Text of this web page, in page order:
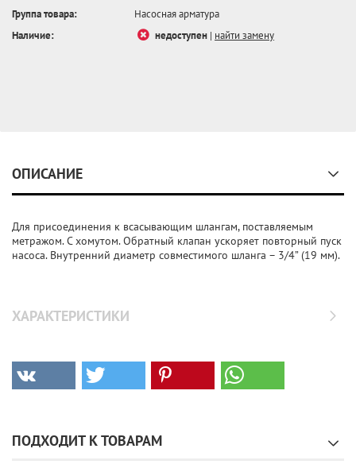
Группа товара:
Насосная арматура
Наличие:
недоступен | найти замену
ОПИСАНИЕ
Для присоединения к всасывающим шлангам, поставляемым
метражом. С хомутом. Обратный клапан ускоряет повторный пуск
насоса. Внутренний диаметр совместимого шланга – 3/4” (19 мм).
ХАРАКТЕРИСТИКИ
ПОДХОДИТ К ТОВАРАМ